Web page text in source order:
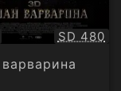
SD 480